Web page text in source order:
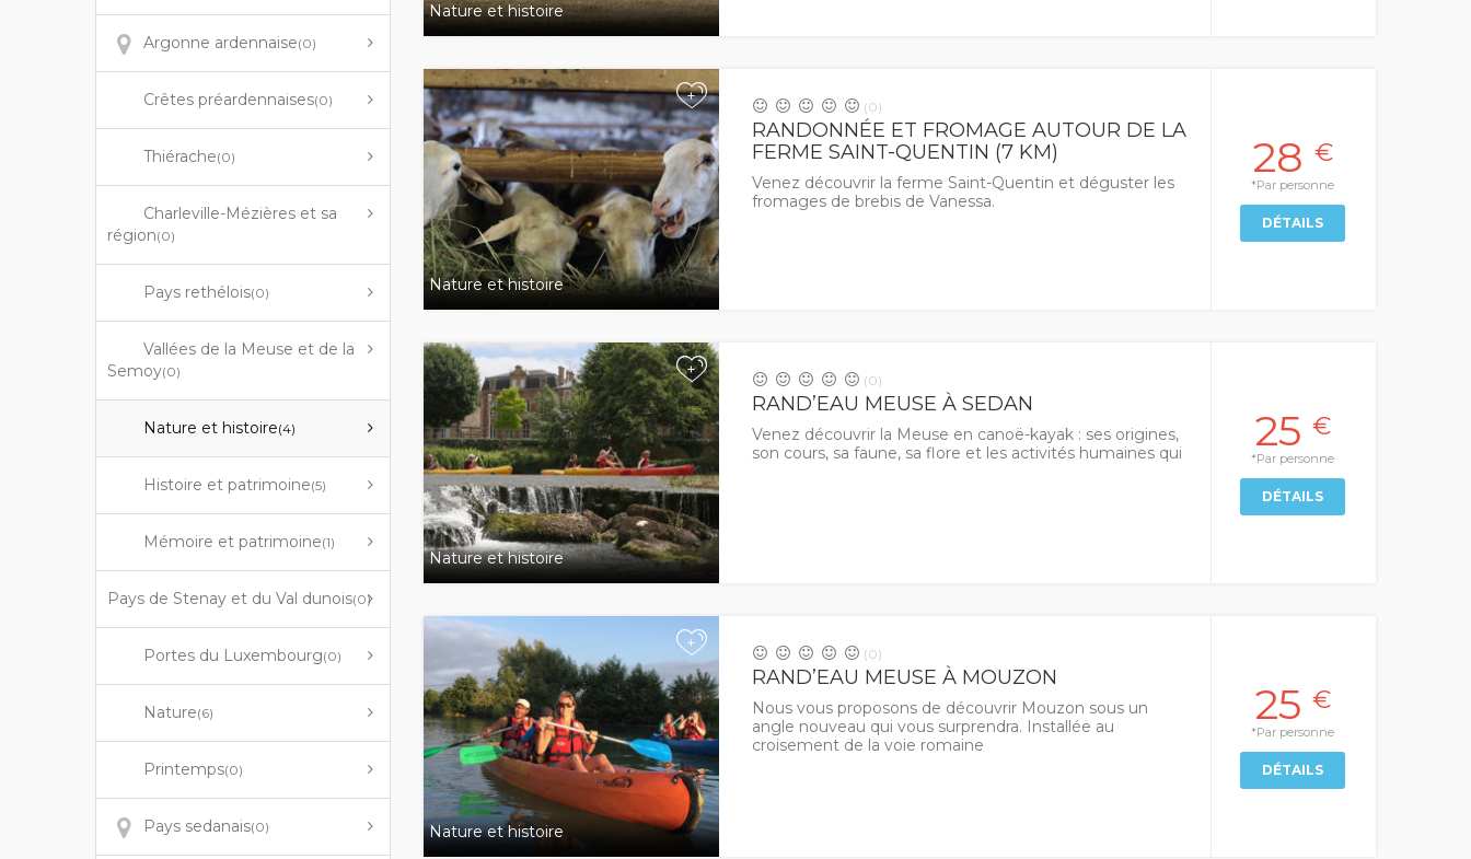
Argonne ardennaise(0)
Crêtes préardennaises(0)
Thiérache(0)
Charleville-Mézières et sa
région(0)
Pays rethélois(0)
Vallées de la Meuse et de la
Semoy(0)
Nature et histoire(4)
Histoire et patrimoine(5)
Mémoire et patrimoine(1)
Pays de Stenay et du Val dunois(0)
Portes du Luxembourg(0)
Nature(6)
Printemps(0)
Pays sedanais(0)
Nature et histoire
+
Nature et histoire
(0)
RANDONNÉE ET FROMAGE AUTOUR DE LA
FERME SAINT-QUENTIN (7 KM)
Venez découvrir la ferme Saint-Quentin et déguster les
fromages de brebis de Vanessa.
28 €
*Par personne
DÉTAILS
+
Nature et histoire
(0)
RAND’EAU MEUSE À SEDAN
Venez découvrir la Meuse en canoë-kayak : ses origines,
son cours, sa faune, sa flore et les activités humaines qui
25 €
*Par personne
DÉTAILS
+
Nature et histoire
(0)
RAND’EAU MEUSE À MOUZON
Nous vous proposons de découvrir Mouzon sous un
angle nouveau qui vous surprendra. Installée au
croisement de la voie romaine
25 €
*Par personne
DÉTAILS